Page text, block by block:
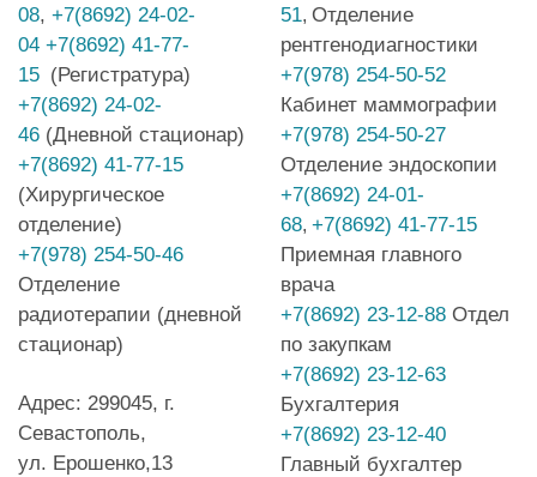
08, +7(8692) 24-02-
04 +7(8692) 41-77-
15 (Регистратура)
+7(8692) 24-02-
46 (Дневной стационар)
+7(8692) 41-77-15
(Хирургическое
отделение)
+7(978) 254-50-46
Отделение
радиотерапии (дневной
стационар)
Адрес: 299045, г.
Севастополь,
ул. Ерошенко,13
51, Отделение
рентгенодиагностики
+7(978) 254-50-52
Кабинет маммографии
+7(978) 254-50-27
Отделение эндоскопии
+7(8692) 24-01-
68, +7(8692) 41-77-15
Приемная главного
врача
+7(8692) 23-12-88 Отдел
по закупкам
+7(8692) 23-12-63
Бухгалтерия
+7(8692) 23-12-40
Главный бухгалтер